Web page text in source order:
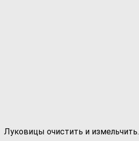
Луковицы очистить и измельчить.